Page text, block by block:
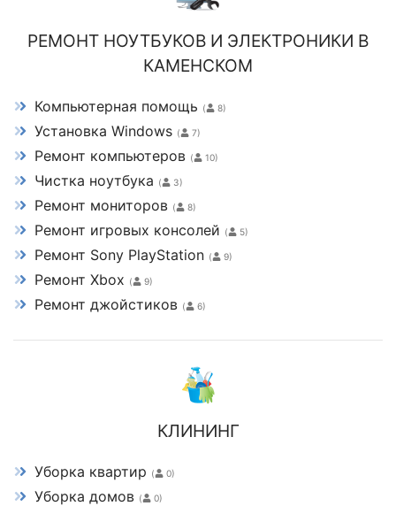
РЕМОНТ НОУТБУКОВ И ЭЛЕКТРОНИКИ В
КАМЕНСКОМ
Компьютерная помощь ( 8)
Установка Windows ( 7)
Ремонт компьютеров ( 10)
Чистка ноутбука ( 3)
Ремонт мониторов ( 8)
Ремонт игровых консолей ( 5)
Ремонт Sony PlayStation ( 9)
Ремонт Xbox ( 9)
Ремонт джойстиков ( 6)
КЛИНИНГ
Уборка квартир ( 0)
Уборка домов ( 0)